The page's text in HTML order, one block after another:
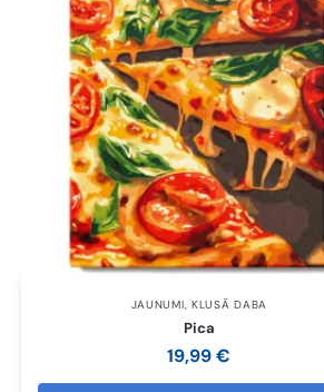
JAUNUMI, KLUSĀ DABA
Pica
19,99€